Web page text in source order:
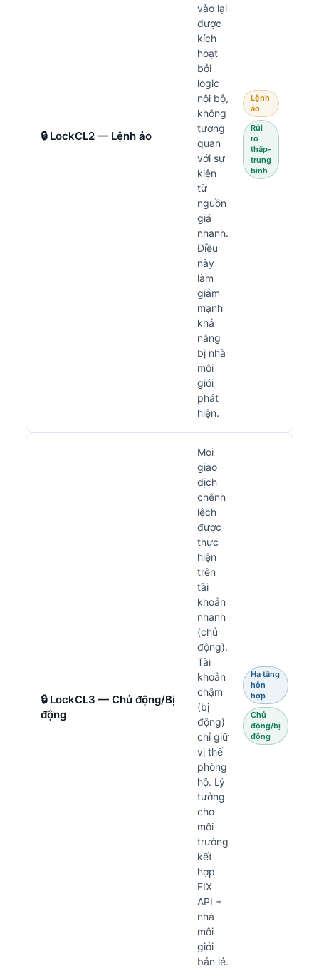
🔒 LockCL2 — Lệnh ảo
vào lại
được
kích
hoạt
bởi
logic
nội bộ,
không
tương
quan
với sự
kiện
từ
nguồn
giá
nhanh.
Điều
này
làm
giảm
mạnh
khả
năng
bị nhà
môi
giới
phát
hiện.
Lệnh
ảo
Rủi
ro
thấp-
trung
bình
🔒 LockCL3 — Chủ động/Bị
động
Mọi
giao
dịch
chênh
lệch
được
thực
hiện
trên
tài
khoản
nhanh
(chủ
động).
Tài
khoản
chậm
(bị
động)
chỉ giữ
vị thế
phòng
hộ. Lý
tưởng
cho
môi
trường
kết
hợp
FIX
API +
nhà
môi
giới
bán lẻ.
Hạ tầng
hỗn
hợp
Chủ
động/bị
động